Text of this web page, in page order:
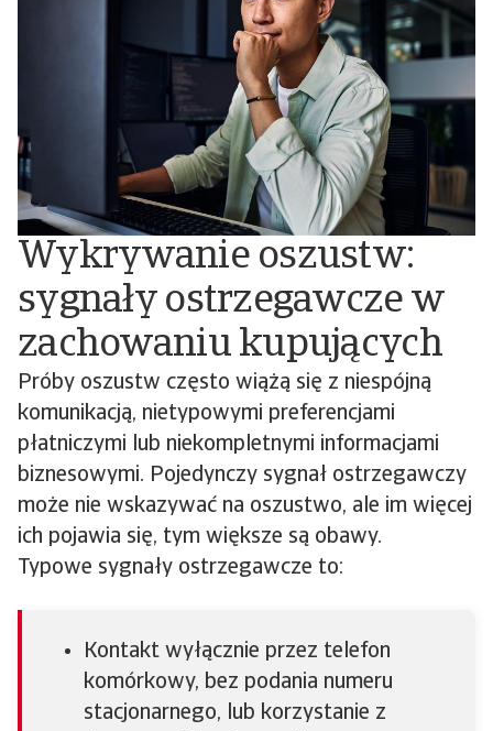
Wykrywanie oszustw:
sygnały ostrzegawcze w
zachowaniu kupujących
Próby oszustw często wiążą się z niespójną
komunikacją, nietypowymi preferencjami
płatniczymi lub niekompletnymi informacjami
biznesowymi. Pojedynczy sygnał ostrzegawczy
może nie wskazywać na oszustwo, ale im więcej
ich pojawia się, tym większe są obawy.
Typowe sygnały ostrzegawcze to:
Kontakt wyłącznie przez telefon
komórkowy, bez podania numeru
stacjonarnego, lub korzystanie z